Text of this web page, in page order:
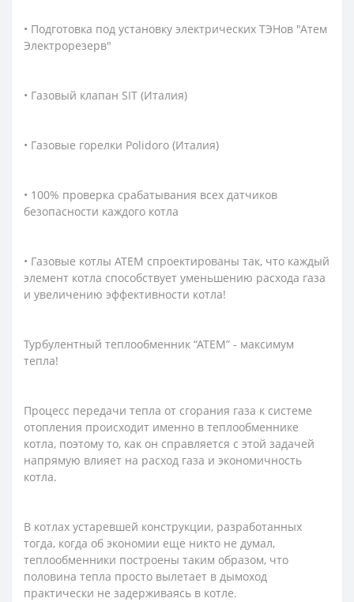
• Подготовка под установку электрических ТЭНов "Атем
Электрорезерв"
• Газовый клапан SIT (Италия)
• Газовые горелки Polidoro (Италия)
• 100% проверка срабатывания всех датчиков
безопасности каждого котла
• Газовые котлы АТЕМ спроектированы так, что каждый
элемент котла способствует уменьшению расхода газа
и увеличению эффективности котла!
Турбулентный теплообменник “АТЕМ” - максимум
тепла!
Процесс передачи тепла от сгорания газа к системе
отопления происходит именно в теплообменнике
котла, поэтому то, как он справляется с этой задачей
напрямую влияет на расход газа и экономичность
котла.
В котлах устаревшей конструкции, разработанных
тогда, когда об экономии еще никто не думал,
теплообменники построены таким образом, что
половина тепла просто вылетает в дымоход
практически не задерживаясь в котле.